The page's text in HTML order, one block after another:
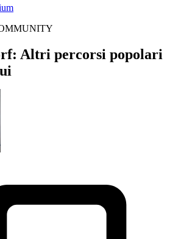
Altri percorsi popolari